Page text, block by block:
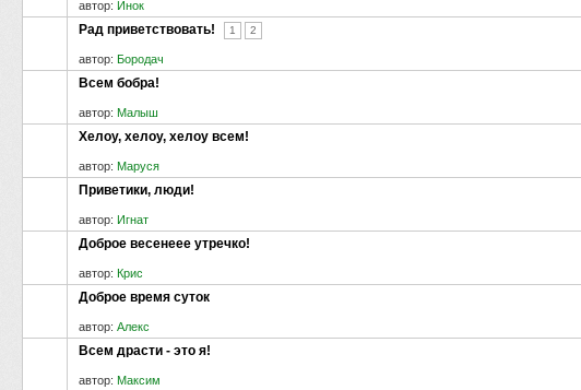
автор: Инок
Рад приветствовать! 1 2
автор: Бородач
Всем бобра!
автор: Малыш
Хелоу, хелоу, хелоу всем!
автор: Маруся
Приветики, люди!
автор: Игнат
Доброе весенеее утречко!
автор: Крис
Доброе время суток
автор: Алекс
Всем драсти - это я!
автор: Максим